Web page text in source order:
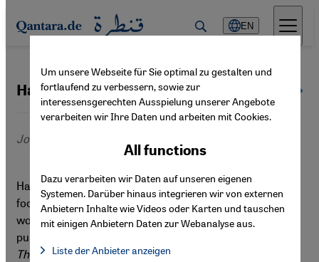
Direkt zum Inhalt springen
EN
Hannah Wallace
Journalist
Hannah Wallace is a freelance journalist and writer,
focusing on international affairs, humanitarian issues,
women's rights and security. Her work has been
published in
The Defense PostandDeFacto, among others.
Um unsere Webseite für Sie optimal zu gestalten und
fortlaufend zu verbessern, sowie zur
interessensgerechten Ausspielung unserer Angebote
verarbeiten wir Ihre Daten und arbeiten mit Cookies.
All functions
Dazu verarbeiten wir Daten auf unseren eigenen
Systemen. Darüber hinaus integrieren wir von externen
Anbietern Inhalte wie Videos oder Karten und tauschen
mit einigen Anbietern Daten zur Webanalyse aus.
Liste der Anbieter anzeigen